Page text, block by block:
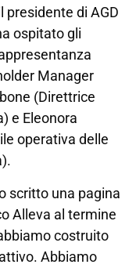
presidente di AGD
ospitato gli
Manager
(Direttrice
e Eleonora
operativa delle
scritto una pagina
Alleva al termine
costruito
Abbiamo